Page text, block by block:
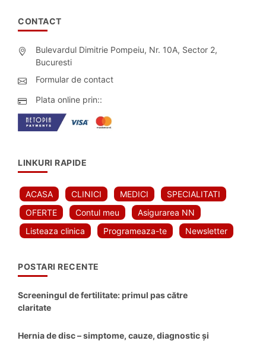
CONTACT
Bulevardul Dimitrie Pompeiu, Nr. 10A, Sector 2,
Bucuresti
Formular de contact
Plata online prin::
LINKURI RAPIDE
ACASA CLINICI MEDICI
SPECIALITATI
OFERTE
Contul meu
Asigurarea NN
Listeaza clinica
Programeaza-te Newsletter
POSTARI RECENTE
Screeningul de fertilitate: primul pas către
claritate
Hernia de disc – simptome, cauze, diagnostic și